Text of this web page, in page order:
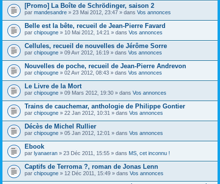
o
n
t
i
e
n
t
u
n
o
n
d
a
g
e
[Promo] La Boîte de Schrödinger, saison 2
par mandesandre » 23 Mai 2012, 23:47 » dans Vos annonces
Belle est la bête, recueil de Jean-Pierre Favard
par chipougne » 10 Mai 2012, 14:21 » dans Vos annonces
Cellules, recueil de nouvelles de Jérôme Sorre
par chipougne » 09 Avr 2012, 16:19 » dans Vos annonces
Nouvelles de poche, recueil de Jean-Pierre Andrevon
par chipougne » 02 Avr 2012, 08:43 » dans Vos annonces
Le Livre de la Mort
par chipougne » 09 Mars 2012, 19:30 » dans Vos annonces
Trains de cauchemar, anthologie de Philippe Gontier
par chipougne » 22 Jan 2012, 10:31 » dans Vos annonces
Décès de Michel Rullier
par chipougne » 05 Jan 2012, 12:01 » dans Vos annonces
Ebook
par lyanaeran » 23 Déc 2011, 15:55 » dans MS, cet inconnu !
Captifs de Terroma ?, roman de Jonas Lenn
par chipougne » 12 Déc 2011, 15:49 » dans Vos annonces